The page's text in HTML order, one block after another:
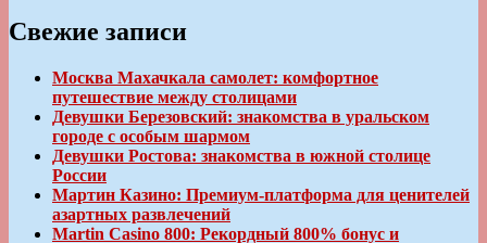
Свежие записи
Москва Махачкала самолет: комфортное
путешествие между столицами
Девушки Березовский: знакомства в уральском
городе с особым шармом
Девушки Ростова: знакомства в южной столице
России
Мартин Казино: Премиум-платформа для ценителей
азартных развлечений
Martin Casino 800: Рекордный 800% бонус и